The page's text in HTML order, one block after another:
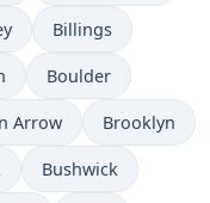
Billings
Boulder
Arrow Brooklyn
Bushwick